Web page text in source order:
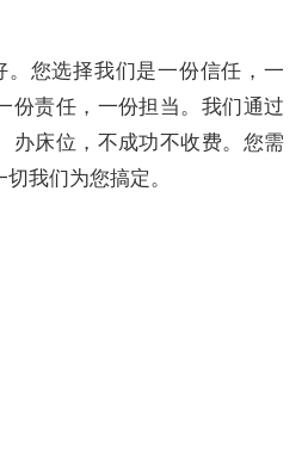
您选择我们是一份信任，一
份责任，一份担当。我们通过
办床位，不成功不收费。您需
我们为您搞定。